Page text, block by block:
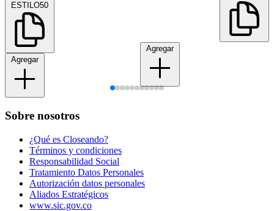
ESTILO50
Agregar
Agregar
Sobre nosotros
¿Qué es Closeando?
Términos y condiciones
Responsabilidad Social
Tratamiento Datos Personales
Autorización datos personales
Aliados Estratégicos
www.sic.gov.co